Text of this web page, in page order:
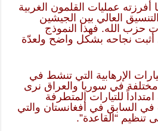
أفرزته عمليات القلمون الغربية
العالي بين الجيشين
حزب الله. فهذا النموذج
أثبت نجاحه بشكل واضح ولعدّة
الإرهابية التي تنشط في
في سوريا والعراق نرى
للتيارات المتطرفة
في السابق في أفغانستان والتي
تنظيم “القاعدة”.